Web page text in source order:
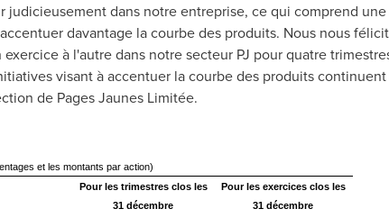
judicieusement dans notre entreprise, ce qui comprend
davantage la courbe des produits. Nous nous
à l'autre dans notre secteur PJ pour quatre
visant à accentuer la courbe des produits
de Pages Jaunes Limitée.
et les montants par action)
Pour les trimestres clos les
31 décembre
Pour les exercices clos les
31 décembre